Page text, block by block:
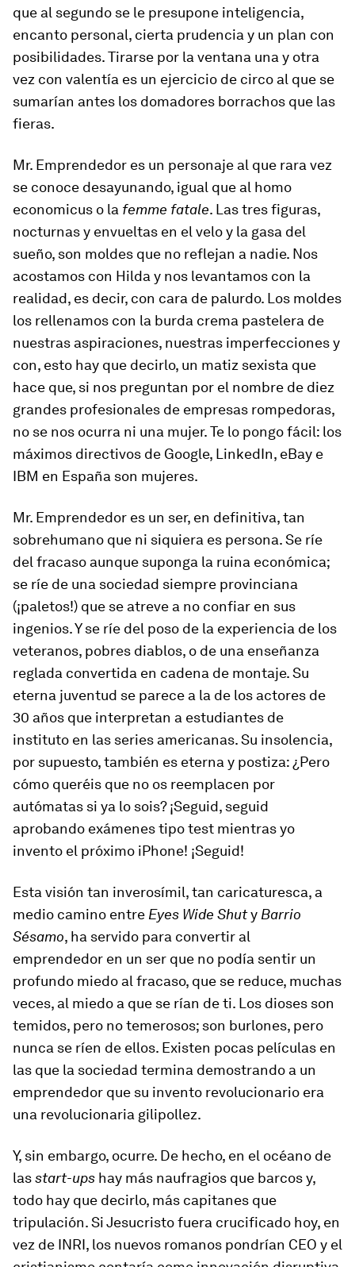
que al segundo se le presupone inteligencia,
encanto personal, cierta prudencia y un plan con
posibilidades. Tirarse por la ventana una y otra
vez con valentía es un ejercicio de circo al que se
sumarían antes los domadores borrachos que las
fieras.
Mr. Emprendedor es un personaje al que rara vez
se conoce desayunando, igual que al homo
economicus o la femme fatale. Las tres figuras,
nocturnas y envueltas en el velo y la gasa del
sueño, son moldes que no reflejan a nadie. Nos
acostamos con Hilda y nos levantamos con la
realidad, es decir, con cara de palurdo. Los moldes
los rellenamos con la burda crema pastelera de
nuestras aspiraciones, nuestras imperfecciones y
con, esto hay que decirlo, un matiz sexista que
hace que, si nos preguntan por el nombre de diez
grandes profesionales de empresas rompedoras,
no se nos ocurra ni una mujer. Te lo pongo fácil: los
máximos directivos de Google, LinkedIn, eBay e
IBM en España son mujeres.
Mr. Emprendedor es un ser, en definitiva, tan
sobrehumano que ni siquiera es persona. Se ríe
del fracaso aunque suponga la ruina económica;
se ríe de una sociedad siempre provinciana
(¡paletos!) que se atreve a no confiar en sus
ingenios. Y se ríe del poso de la experiencia de los
veteranos, pobres diablos, o de una enseñanza
reglada convertida en cadena de montaje. Su
eterna juventud se parece a la de los actores de
30 años que interpretan a estudiantes de
instituto en las series americanas. Su insolencia,
por supuesto, también es eterna y postiza: ¿Pero
cómo queréis que no os reemplacen por
autómatas si ya lo sois? ¡Seguid, seguid
aprobando exámenes tipo test mientras yo
invento el próximo iPhone! ¡Seguid!
Esta visión tan inverosímil, tan caricaturesca, a
medio camino entre Eyes Wide Shuty Barrio
Sésamo, ha servido para convertir al
emprendedor en un ser que no podía sentir un
profundo miedo al fracaso, que se reduce, muchas
veces, al miedo a que se rían de ti. Los dioses son
temidos, pero no temerosos; son burlones, pero
nunca se ríen de ellos. Existen pocas películas en
las que la sociedad termina demostrando a un
emprendedor que su invento revolucionario era
una revolucionaria gilipollez.
Y, sin embargo, ocurre. De hecho, en el océano de
lasstart-ups hay más naufragios que barcos y,
todo hay que decirlo, más capitanes que
tripulación. Si Jesucristo fuera crucificado hoy, en
vez de INRI, los nuevos romanos pondrían CEO y el